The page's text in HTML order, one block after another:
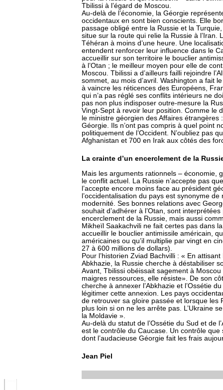
Tbilissi à l’égard de Moscou.
Au-delà de l’économie, la Géorgie
occidentaux en sont bien conscients. Elle
passage obligé entre la Russie et la
situe sur la route qui relie la Russie à l’Iran.
Téhéran à moins d’une heure. Une
entendent renforcer leur influence dans le
accueillir sur son territoire le bouclier
à l’Otan ; le meilleur moyen pour elle de
Moscou. Tbilissi a d’ailleurs failli rejoindre
sommet, au mois d’avril. Washington a fait
à vaincre les réticences des Européens,
qui n’a pas réglé ses conflits intérieurs ne
pas non plus indisposer outre-mesure la
Vingt-Sept à revoir leur position. Comme le
le ministre géorgien des Affaires
Géorgie. Ils n’ont pas compris à quel point
politiquement de l’Occident. N’oubliez pas
Afghanistan et 700 en Irak aux côtés des
La crainte d’un encerclement de la
Mais les arguments rationnels – économie,
le conflit actuel. La Russie n’accepte pas
l’accepte encore moins face au président
l’occidentalisation du pays est synonyme
modernité. Ses bonnes relations avec
souhait d’adhérer à l’Otan, sont
encerclement de la Russie, mais aussi
Mikheïl Saakachvili ne fait certes pas dans
accueillir le bouclier antimissile américain,
américaines ou qu’il multiplie par vingt en
27 à 600 millions de dollars).
Pour l’historien Zviad Bachvilli : « En
Abkhazie, la Russie cherche à déstabiliser
Avant, Tbilissi obéissait sagement à
maigres ressources, elle résiste». De son
cherche à annexer l’Abkhazie et l’Ossétie
légitimer cette annexion. Les pays
de retrouver sa gloire passée et lorsque les
plus loin si on ne les arrête pas. L’Ukraine
la Moldavie ».
Au-delà du statut de l’Ossétie du Sud et de
est le contrôle du Caucase. Un contrôle
dont l’audacieuse Géorgie fait les frais
Jean Piel